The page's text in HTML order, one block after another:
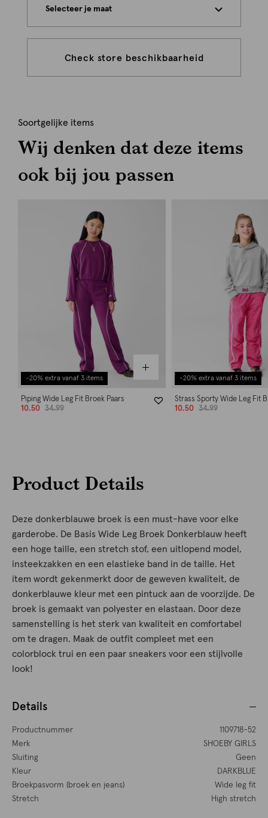
Selecteer je maat
Check store beschikbaarheid
Soortgelijke items
Wij denken dat deze items
ook bij jou passen
-20% extra vanaf 3 items
Piping Wide Leg Fit Broek Paars
10.50
34.99
-20% extra vanaf 3 items
Strass Sporty Wide Leg Fit
10.50
34.99
Product Details
Deze donkerblauwe broek is een must-have voor elke
garderobe. De Basis Wide Leg Broek Donkerblauw heeft
een hoge taille, een stretch stof, een uitlopend model,
insteekzakken en een elastieke band in de taille. Het
item wordt gekenmerkt door de geweven kwaliteit, de
donkerblauwe kleur met een pintuck aan de voorzijde. De
broek is gemaakt van polyester en elastaan. Door deze
samenstelling is het sterk van kwaliteit en comfortabel
om te dragen. Maak de outfit compleet met een
colorblock trui en een paar sneakers voor een stijlvolle
look!
Details
Productnummer
1109718-52
Merk
SHOEBY GIRLS
Sluiting
Geen
Kleur
DARKBLUE
Broekpasvorm (broek en jeans)
Wide leg fit
Stretch
High stretch